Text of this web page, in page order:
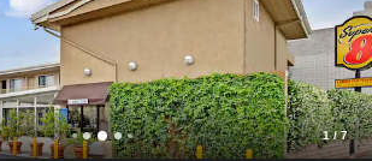
1/7